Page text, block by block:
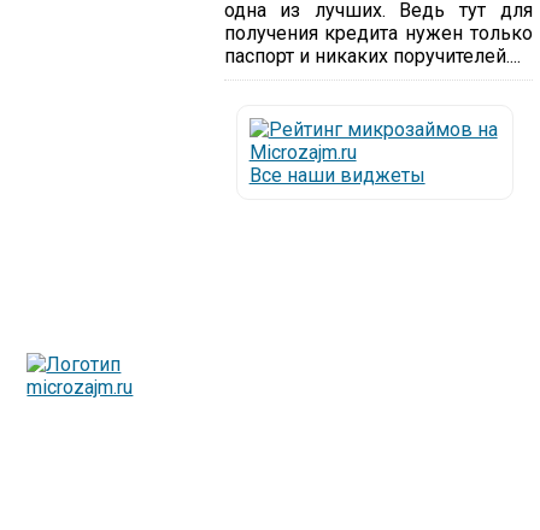
одна из лучших. Ведь тут для
получения кредита нужен только
паспорт и никаких поручителей....
Все наши виджеты